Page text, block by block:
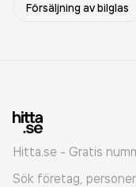
Försäljning av bilglas
Hitta.se - Gratis
Sök företag,